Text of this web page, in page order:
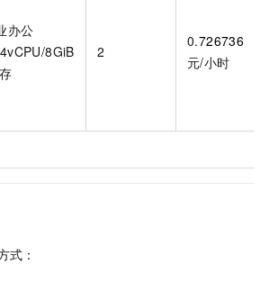
办公
8GiB
2
0.726736
元/小时
式：